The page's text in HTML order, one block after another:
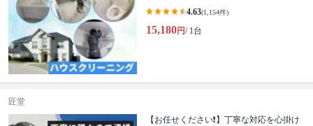
4.63(1,154件)
15,180円/ 1台
匠堂
【お任せください❗️】丁寧な対応を心掛け